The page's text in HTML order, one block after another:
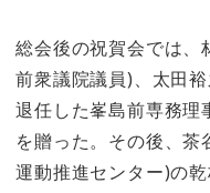
総会後の祝賀会では、
前衆議院議員)、太田
退任した峯島前専務理
を贈った。その後、
運動推進センター)の